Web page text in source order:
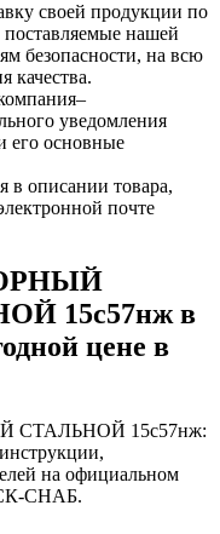
своей продукции по
нашей
безопасности, на всю
качества.
уведомления
его основные
в описании товара,
почте
15с57нж в
цене в
15с57нж:
на официальном
СК-СНАБ.